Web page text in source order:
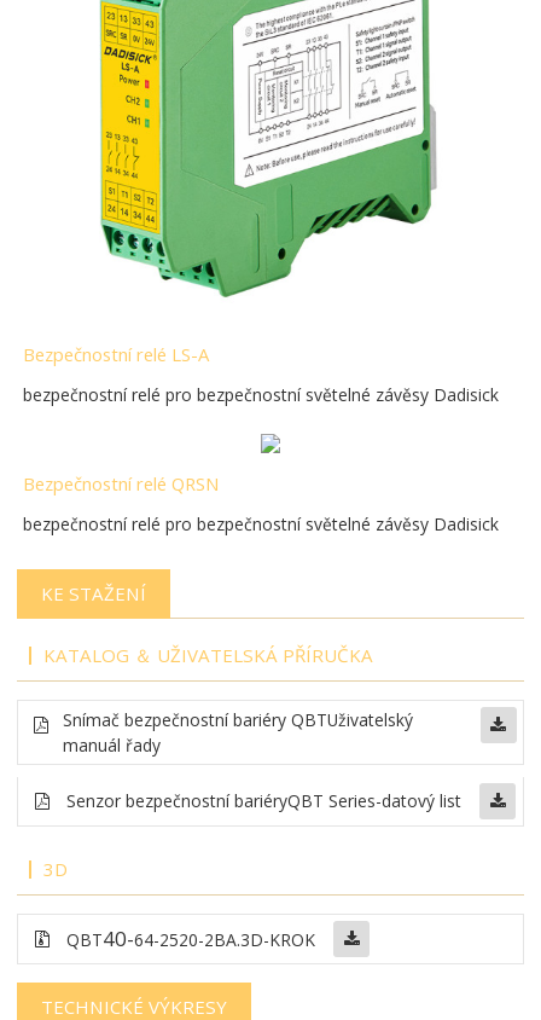
Bezpečnostní relé LS-A
bezpečnostní relé pro bezpečnostní světelné závěsy Dadisick
Bezpečnostní relé QRSN
bezpečnostní relé pro bezpečnostní světelné závěsy Dadisick
KE STAŽENÍ
KATALOG ＆ UŽIVATELSKÁ PŘÍRUČKA
Snímač bezpečnostní bariéry QBTUživatelský
manuál řady
Senzor bezpečnostní bariéryQBT Series-datový list
3D
QBT40-64-2520-2BA.3D-KROK
TECHNICKÉ VÝKRESY